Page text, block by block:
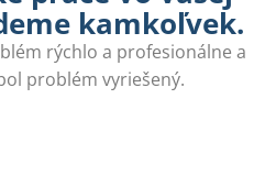
kamkoľvek.
rýchlo a profesionálne a
problém vyriešený.